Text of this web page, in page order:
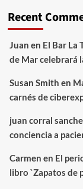
Recent
Juan en El Bar La
de Mar celebrará
Susan Smith en
carnés de
juan corral
conciencia a
Carmen en El
libro `Zapatos de